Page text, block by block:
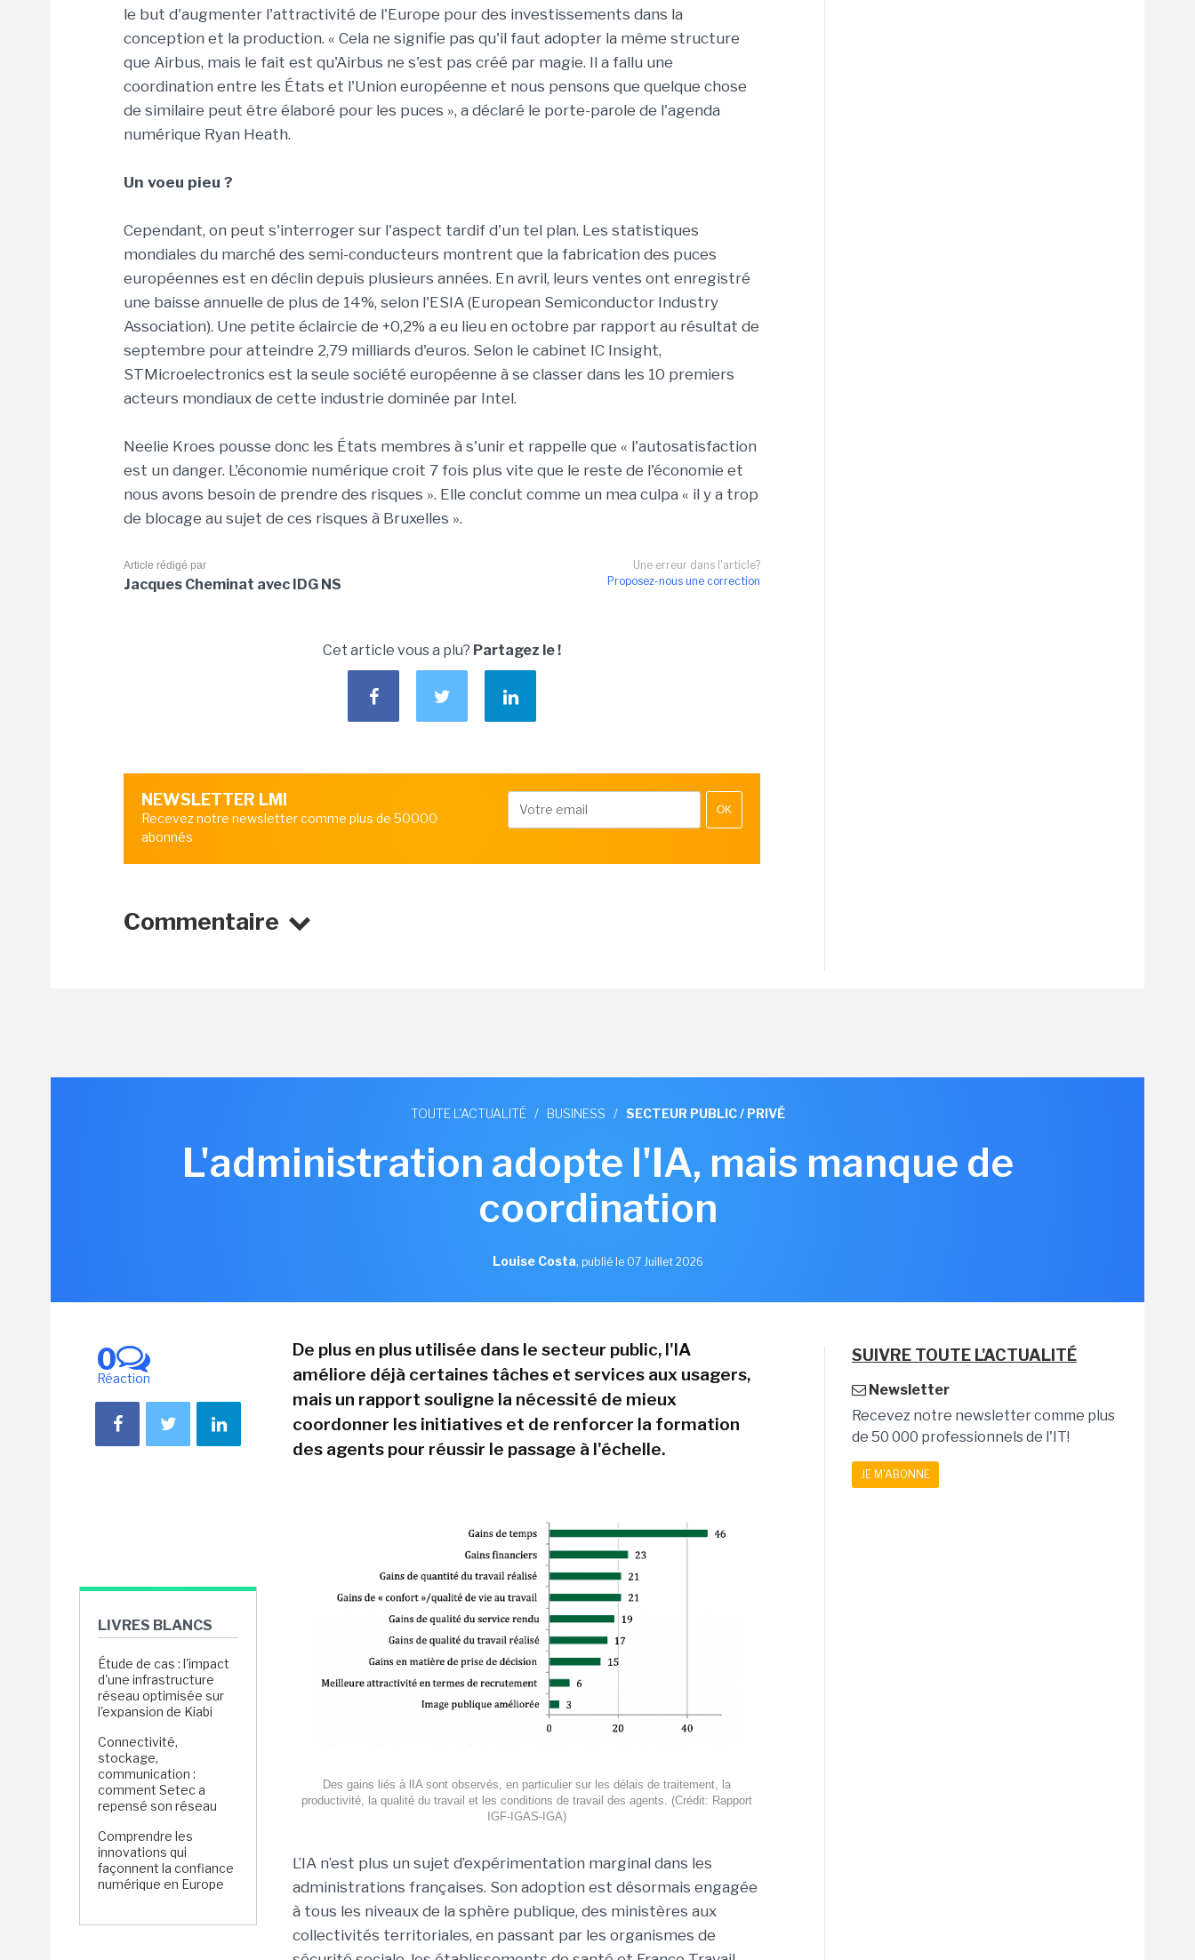
le but d'augmenter l'attractivité de l'Europe pour des investissements dans la
conception et la production. « Cela ne signifie pas qu'il faut adopter la même structure
que Airbus, mais le fait est qu'Airbus ne s'est pas créé par magie. Il a fallu une
coordination entre les États et l'Union européenne et nous pensons que quelque chose
de similaire peut être élaboré pour les puces », a déclaré le porte-parole de l'agenda
numérique Ryan Heath.
Un voeu pieu ?
Cependant, on peut s'interroger sur l'aspect tardif d'un tel plan. Les statistiques
mondiales du marché des semi-conducteurs montrent que la fabrication des puces
européennes est en déclin depuis plusieurs années. En avril, leurs ventes ont enregistré
une baisse annuelle de plus de 14%, selon l'ESIA (European Semiconductor Industry
Association). Une petite éclaircie de +0,2% a eu lieu en octobre par rapport au résultat de
septembre pour atteindre 2,79 milliards d'euros. Selon le cabinet IC Insight,
STMicroelectronics est la seule société européenne à se classer dans les 10 premiers
acteurs mondiaux de cette industrie dominée par Intel.
Neelie Kroes pousse donc les États membres à s'unir et rappelle que « l'autosatisfaction
est un danger. L'économie numérique croit 7 fois plus vite que le reste de l'économie et
nous avons besoin de prendre des risques ». Elle conclut comme un mea culpa « il y a trop
de blocage au sujet de ces risques à Bruxelles ».
Une erreur dans l'article?
Proposez-nous une correction
Article rédigé par
Jacques Cheminat avec IDG NS
Cet article vous a plu? Partagez le !
NEWSLETTER LMI
Recevez notre newsletter comme plus de 50000
abonnés
OK
Commentaire
TOUTE L'ACTUALITÉ / BUSINESS / SECTEUR PUBLIC / PRIVÉ
L'administration adopte l'IA, mais manque de
coordination
Louise Costa, publié le 07 Juillet 2026
0
Réaction
LIVRES BLANCS
Étude de cas : l'impact
d'une infrastructure
réseau optimisée sur
l'expansion de Kiabi
Connectivité,
stockage,
communication :
comment Setec a
repensé son réseau
Comprendre les
innovations qui
façonnent la confiance
numérique en Europe
De plus en plus utilisée dans le secteur public, l'IA
améliore déjà certaines tâches et services aux usagers,
mais un rapport souligne la nécessité de mieux
coordonner les initiatives et de renforcer la formation
des agents pour réussir le passage à l'échelle.
Des gains liés à lIA sont observés, en particulier sur les délais de traitement, la
productivité, la qualité du travail et les conditions de travail des agents. (Crédit: Rapport
IGF-IGAS-IGA)
L’IA n’est plus un sujet d’expérimentation marginal dans les
administrations françaises. Son adoption est désormais engagée
à tous les niveaux de la sphère publique, des ministères aux
collectivités territoriales, en passant par les organismes de
SUIVRE TOUTE L'ACTUALITÉ
Newsletter
Recevez notre newsletter comme plus
de 50 000 professionnels de l'IT!
JE M'ABONNE